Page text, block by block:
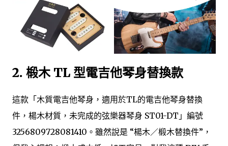
2. 椴木 TL 型電吉他琴身替換款
這款「木質電吉他琴身，適用於TL的電吉他琴身替換
件，楊木材質，未完成的弦樂器琴身 ST01-DT」編號
3256809728081410。雖然說是 “楊木／椴木替換件”，